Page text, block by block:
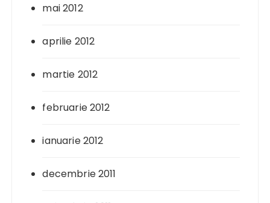
mai 2012
aprilie 2012
martie 2012
februarie 2012
ianuarie 2012
decembrie 2011